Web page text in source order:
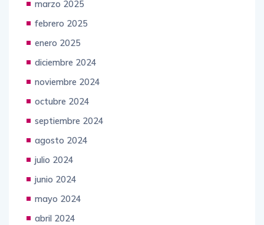
marzo 2025
febrero 2025
enero 2025
diciembre 2024
noviembre 2024
octubre 2024
septiembre 2024
agosto 2024
julio 2024
junio 2024
mayo 2024
abril 2024